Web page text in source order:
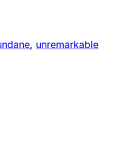
, unremarkable